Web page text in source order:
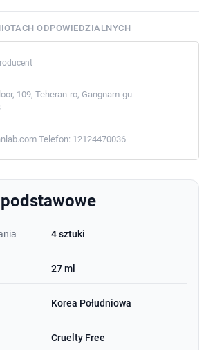
ODPOWIEDZIALNYCH
109, Teheran-ro, Gangnam-gu
Telefon: 12124470036
4 sztuki
27 ml
Korea Południowa
Cruelty Free